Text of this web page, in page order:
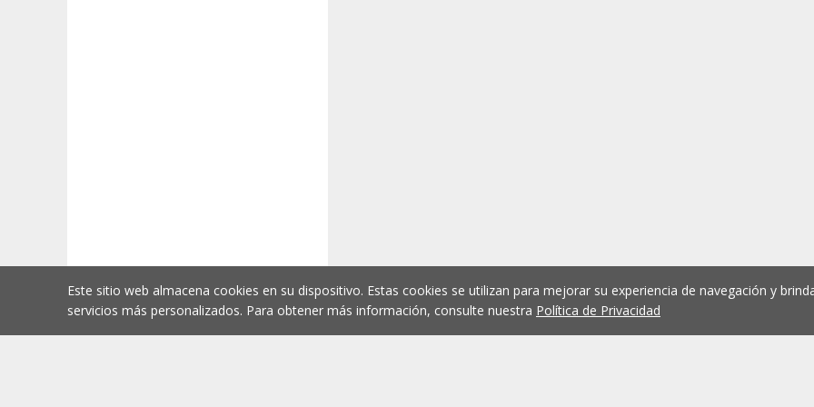
Este sitio web almacena cookies en su dispositivo. Estas cookies se utilizan para mejorar su experiencia de navegación y
servicios más personalizados. Para obtener más información, consulte nuestra Política de Privacidad